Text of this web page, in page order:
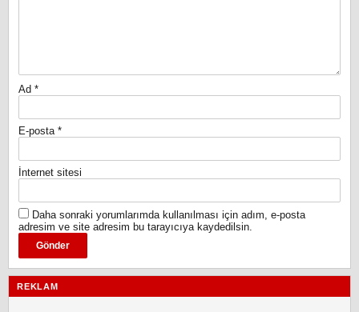
Ad *
E-posta *
İnternet sitesi
Daha sonraki yorumlarımda kullanılması için adım, e-posta
adresim ve site adresim bu tarayıcıya kaydedilsin.
REKLAM